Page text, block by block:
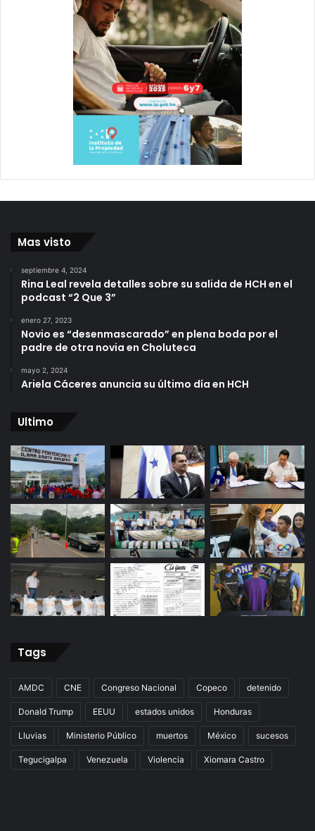
Mas visto
septiembre 4, 2024
Rina Leal revela detalles sobre su salida de HCH en el
podcast “2 Que 3”
enero 27, 2023
Novio es “desenmascarado” en plena boda por el
padre de otra novia en Choluteca
mayo 2, 2024
Ariela Cáceres anuncia su último día en HCH
Ultimo
Tags
AMDC CNE Congreso Nacional Copeco detenido
Donald Trump EEUU estados unidos Honduras
Lluvias Ministerio Público muertos México sucesos
Tegucigalpa Venezuela Violencia Xiomara Castro